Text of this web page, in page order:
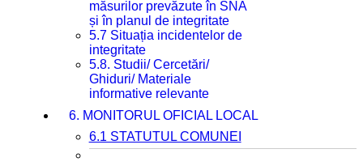
măsurilor prevăzute în SNA
și în planul de integritate
5.7 Situația incidentelor de
integritate
5.8. Studii/ Cercetări/
Ghiduri/ Materiale
informative relevante
6. MONITORUL OFICIAL LOCAL
6.1 STATUTUL COMUNEI